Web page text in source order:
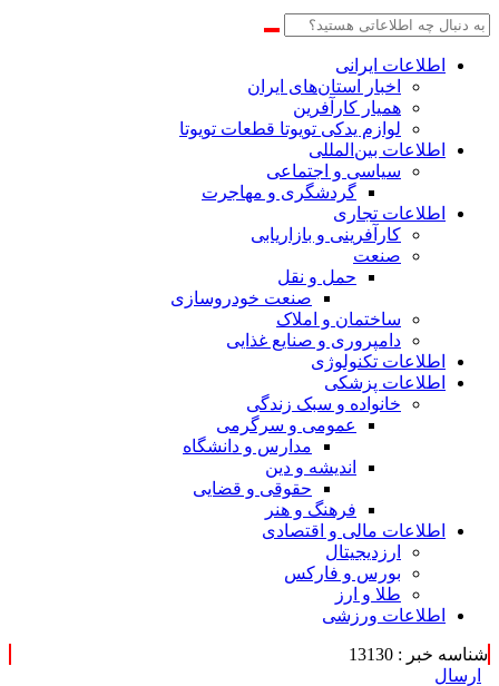
اطلاعات‌ ‎ایرانی
اخبار استان‌های ایران
همیار کارآفرین
لوازم یدکی تویوتا قطعات تویوتا
اطلاعات بین‌المللی
سیاسی و اجتماعی
گردشگری و مهاجرت
اطلاعات تجاری
کارآفرینی و بازاریابی
صنعت
حمل و نقل
صنعت خودروسازی
ساختمان و املاک
دامپروری و صنایع غذایی
اطلاعات تکنولوژی
اطلاعات پزشکی
خانواده و سبک زندگی
عمومی و سرگرمی
مدارس و دانشگاه
اندیشه و دین
حقوقی و قضایی
فرهنگ و هنر
اطلاعات مالی و اقتصادی
ارزدیجیتال
بورس و فارکس
طلا و ارز
اطلاعات ورزشی
شناسه خبر : 13130
ارسال